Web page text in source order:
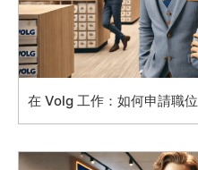
在 Volg 工作：如何申請職位